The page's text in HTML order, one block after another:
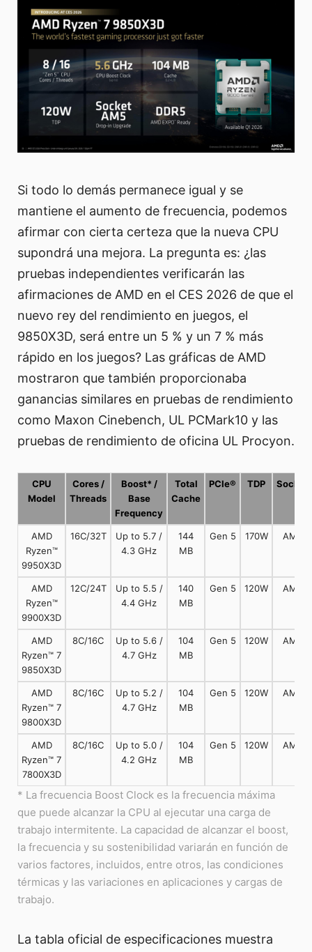
Si todo lo demás permanece igual y se
mantiene el aumento de frecuencia, podemos
afirmar con cierta certeza que la nueva CPU
supondrá una mejora. La pregunta es: ¿las
pruebas independientes verificarán las
afirmaciones de AMD en el CES 2026 de que el
nuevo rey del rendimiento en juegos, el
9850X3D, será entre un 5 % y un 7 % más
rápido en los juegos? Las gráficas de AMD
mostraron que también proporcionaba
ganancias similares en pruebas de rendimiento
como Maxon Cinebench, UL PCMark10 y las
pruebas de rendimiento de oficina UL Procyon.
CPU
Model
Cores /
Threads
Boost* /
Base
Frequency
Total
Cache
PCIe® TDP Socket
AMD
Ryzen™
9950X3D
16C/32T
Up to 5.7 /
4.3 GHz
144
MB
Gen 5 170W AM5
AMD
Ryzen™
9900X3D
12C/24T
Up to 5.5 /
4.4 GHz
140
MB
Gen 5 120W AM5
AMD
Ryzen™ 7
9850X3D
8C/16C
Up to 5.6 /
4.7 GHz
104
MB
Gen 5 120W AM5
AMD
Ryzen™ 7
9800X3D
8C/16C
Up to 5.2 /
4.7 GHz
104
MB
Gen 5 120W AM5
AMD
Ryzen™ 7
7800X3D
8C/16C
Up to 5.0 /
4.2 GHz
104
MB
Gen 5 120W AM5
* La frecuencia Boost Clock es la frecuencia máxima
que puede alcanzar la CPU al ejecutar una carga de
trabajo intermitente. La capacidad de alcanzar el boost,
la frecuencia y su sostenibilidad variarán en función de
varios factores, incluidos, entre otros, las condiciones
térmicas y las variaciones en aplicaciones y cargas de
trabajo.
La tabla oficial de especificaciones muestra